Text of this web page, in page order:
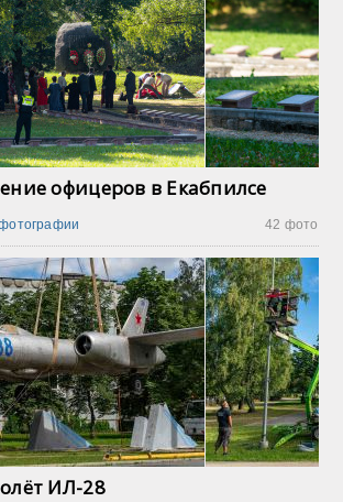
офицеров в Екабпилсе
42 фото
ИЛ-28